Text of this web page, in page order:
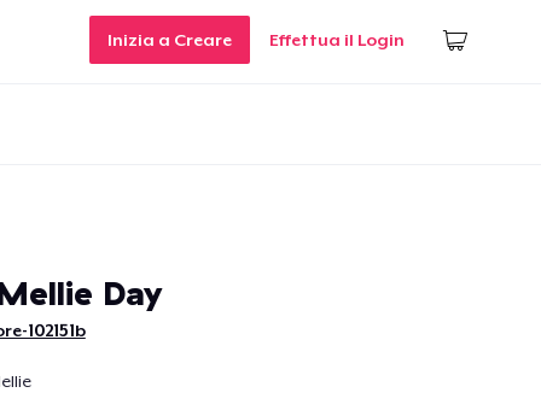
Inizia a Creare Effettua il Login
Day
102151b